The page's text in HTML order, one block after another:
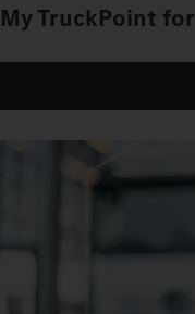
My TruckPoint